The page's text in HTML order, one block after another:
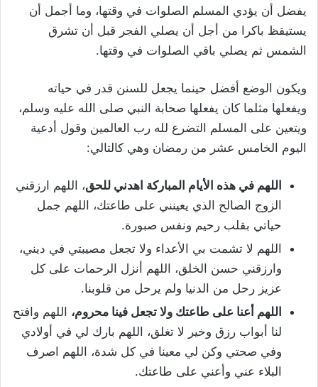
يفضل أن يؤدي المسلم الصلوات في وقتها، وما أجمل أن
يستيقظ باكرا من أجل أن يصلي الفجر قبل أن تشرق
الشمس ثم يصلي باقي الصلوات في وقتها.
ويكون الوضع أفضل حينما يجعل للسنن قدر في حياته
ويفعلها مثلما كان يفعلها صحابة النبي صلى الله عليه وسلم،
ويتعين على المسلم التضرع لله رب العالمين وقول أدعية
اليوم الخامس عشر من رمضان وهي كالتالي:
اللهم في هذه الأيام المباركة اهدني للحق، اللهم ارزقني
الزوج الصالح الذي يعينني على طاعتك، اللهم جمل
حياتي بقلب رحيم ونفس صبورة.
اللهم لا تشمت بي الأعداء ولا تجعل مصيبتي في ديني،
وارزقني حسن الخلق، اللهم أنزل الرحمات على كل
عزيز رحل من الدنيا ولم يرحل من قلوبنا.
اللهم أعنا على طاعتك ولا تجعل فينا محروم، اللهم وافتح
لنا أبواب رزق وخير لا تغلق، اللهم بارك لي في أولادي
وفي صحتي وكن لي معينا في كل شدة، اللهم اصرف
البلاء عني وأعني على طاعتك.